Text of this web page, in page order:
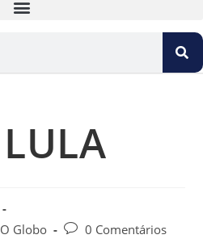
Globo
0 Comentários